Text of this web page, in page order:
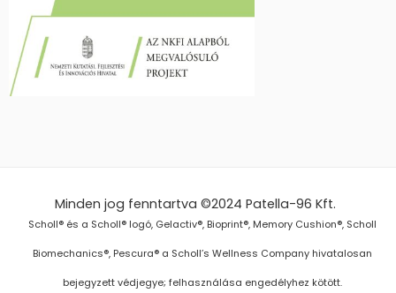
Minden jog fenntartva ©2024Patella-96 Kft.
Scholl® és a Scholl® logó, Gelactiv®, Bioprint®, Memory Cushion®, Scholl
Biomechanics®, Pescura® a Scholl’s Wellness Company hivatalosan
bejegyzett védjegye; felhasználása engedélyhez kötött.